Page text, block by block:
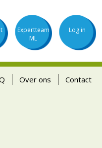
Expertteam
ML
Log in
Over ons Contact